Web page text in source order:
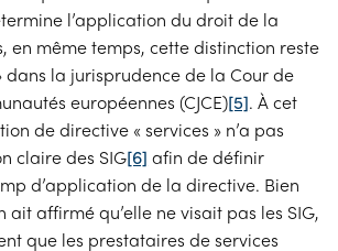
l’application du droit de la
en même temps, cette distinction reste
dans la jurisprudence de la Cour de
européennes (CJCE)[5]. À cet
de directive « services » n’a pas
claire des SIG[6] afin de définir
d’application de la directive. Bien
affirmé qu’elle ne visait pas les SIG,
que les prestataires de services